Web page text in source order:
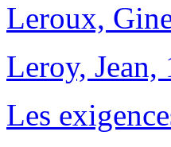
Leroux,
Leroy,
Les